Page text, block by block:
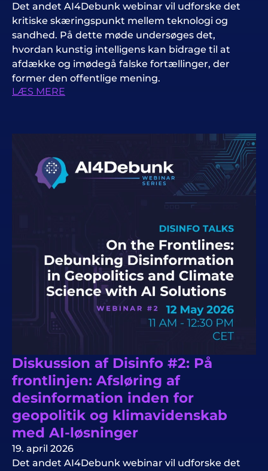
Det andet AI4Debunk webinar vil udforske det
kritiske skæringspunkt mellem teknologi og
sandhed. På dette møde undersøges det,
hvordan kunstig intelligens kan bidrage til at
afdække og imødegå falske fortællinger, der
former den offentlige mening.
LÆS MERE
Diskussion af Disinfo #2: På
frontlinjen: Afsløring af
desinformation inden for
geopolitik og klimavidenskab
med AI-løsninger
19. april 2026
Det andet AI4Debunk webinar vil udforske det